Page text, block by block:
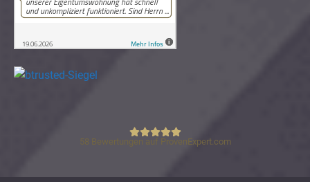
Lutz Schneider Immobilienbewertung
58 Bewertungen auf ProvenExpert.com